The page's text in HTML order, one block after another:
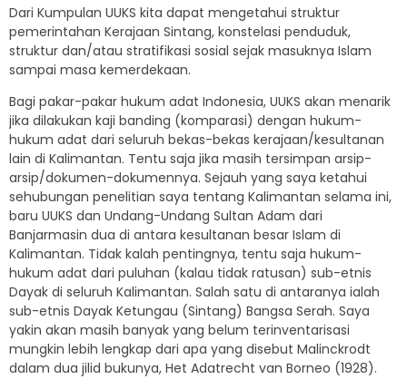
Dari Kumpulan UUKS kita dapat mengetahui struktur
pemerintahan Kerajaan Sintang, konstelasi penduduk,
struktur dan/atau stratifikasi sosial sejak masuknya Islam
sampai masa kemerdekaan.
Bagi pakar-pakar hukum adat Indonesia, UUKS akan menarik
jika dilakukan kaji banding (komparasi) dengan hukum-
hukum adat dari seluruh bekas-bekas kerajaan/kesultanan
lain di Kalimantan. Tentu saja jika masih tersimpan arsip-
arsip/dokumen-dokumennya. Sejauh yang saya ketahui
sehubungan penelitian saya tentang Kalimantan selama ini,
baru UUKS dan Undang-Undang Sultan Adam dari
Banjarmasin dua di antara kesultanan besar Islam di
Kalimantan. Tidak kalah pentingnya, tentu saja hukum-
hukum adat dari puluhan (kalau tidak ratusan) sub-etnis
Dayak di seluruh Kalimantan. Salah satu di antaranya ialah
sub-etnis Dayak Ketungau (Sintang) Bangsa Serah. Saya
yakin akan masih banyak yang belum terinventarisasi
mungkin lebih lengkap dari apa yang disebut Malinckrodt
dalam dua jilid bukunya, Het Adatrecht van Borneo (1928).